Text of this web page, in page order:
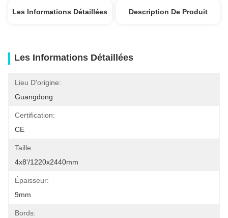
Les Informations Détaillées Description De Produit
Les Informations Détaillées
Lieu D'origine:
Guangdong
Certification:
CE
Taille:
4x8'/1220x2440mm
Épaisseur:
9mm
Bords: